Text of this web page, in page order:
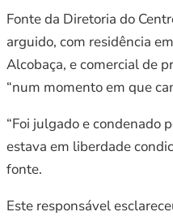
Fonte da Diretoria do
arguido, com residência
Alcobaça, e comercial de
“num momento em que
“Foi julgado e condenado
estava em liberdade
fonte.
Este responsável